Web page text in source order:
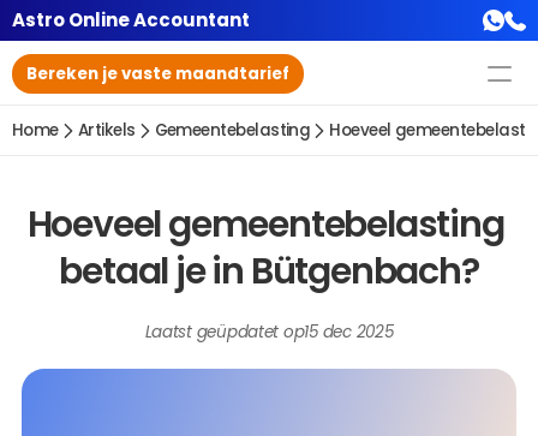
Astro Online Accountant
Bereken je vaste maandtarief
Home Artikels Gemeentebelasting Hoeveel
Hoeveel gemeentebelasting
betaal je in Bütgenbach?
Laatst geüpdatet op15 dec 2025